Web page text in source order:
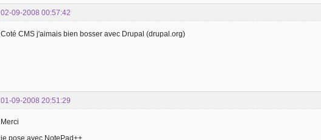
02-09-2008 00:57:42
Coté CMS j'aimais bien bosser avec Drupal (drupal.org)
01-09-2008 20:51:29
Merci
je pose avec NotePad++